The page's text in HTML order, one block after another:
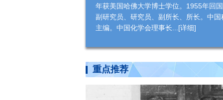
年获美国哈佛大学博士学位。1955年回
副研究员、研究员、副所长、所长。中
主编。中国化学会理事长...[详细]
重点推荐